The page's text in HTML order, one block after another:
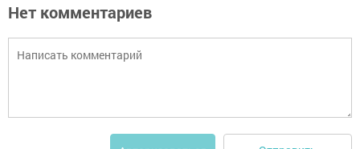
Нет комментариев